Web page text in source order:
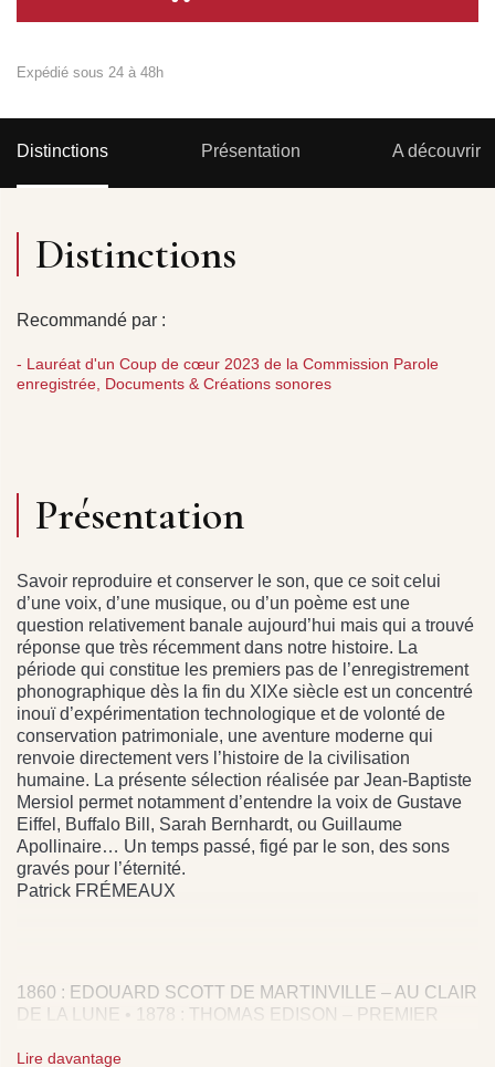
Expédié sous 24 à 48h
Distinctions Présentation A découvrir
Distinctions
Recommandé par :
- Lauréat d'un Coup de cœur 2023 de la Commission Parole
enregistrée, Documents & Créations sonores
Présentation
Savoir reproduire et conserver le son, que ce soit celui
d’une voix, d’une musique, ou d’un poème est une
question relativement banale aujourd’hui mais qui a trouvé
réponse que très récemment dans notre histoire. La
période qui constitue les premiers pas de l’enregistrement
phonographique dès la fin du XIXe siècle est un concentré
inouï d’expérimentation technologique et de volonté de
conservation patrimoniale, une aventure moderne qui
renvoie directement vers l’histoire de la civilisation
humaine. La présente sélection réalisée par Jean-Baptiste
Mersiol permet notamment d’entendre la voix de Gustave
Eiffel, Buffalo Bill, Sarah Bernhardt, ou Guillaume
Apollinaire… Un temps passé, figé par le son, des sons
gravés pour l’éternité.
Patrick FRÉMEAUX
1860 : EDOUARD SCOTT DE MARTINVILLE – AU CLAIR
DE LA LUNE • 1878 : THOMAS EDISON – PREMIER
DANSE HONGROISE N°1 • 1890 : FLORENCE
Lire davantage